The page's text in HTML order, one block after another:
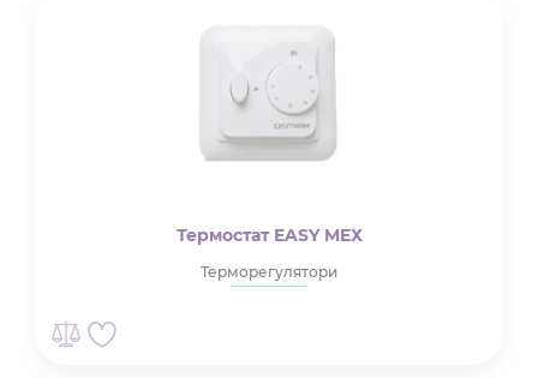
Термостат EASY MEХ
Терморегулятори